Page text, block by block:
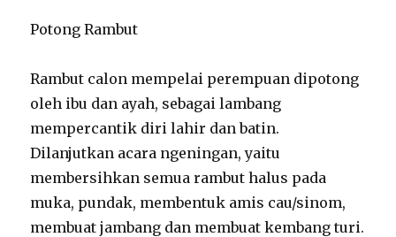
Potong Rambut
Rambut calon mempelai perempuan dipotong
oleh ibu dan ayah, sebagai lambang
mempercantik diri lahir dan batin.
Dilanjutkan acara ngeningan, yaitu
membersihkan semua rambut halus pada
muka, pundak, membentuk amis cau/sinom,
membuat jambang dan membuat kembang turi.